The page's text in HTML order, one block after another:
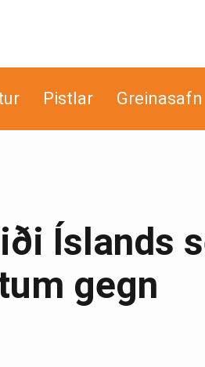
Pistlar Greinasafn
Íslands
gegn